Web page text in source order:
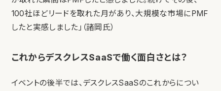
100社ほどリードを取れた月があり、大規模な市場にPMF
したと実感しました」（諸岡氏）
これからデスクレスSaaSで働く面白さとは？
イベントの後半では、デスクレスSaaSのこれからについ